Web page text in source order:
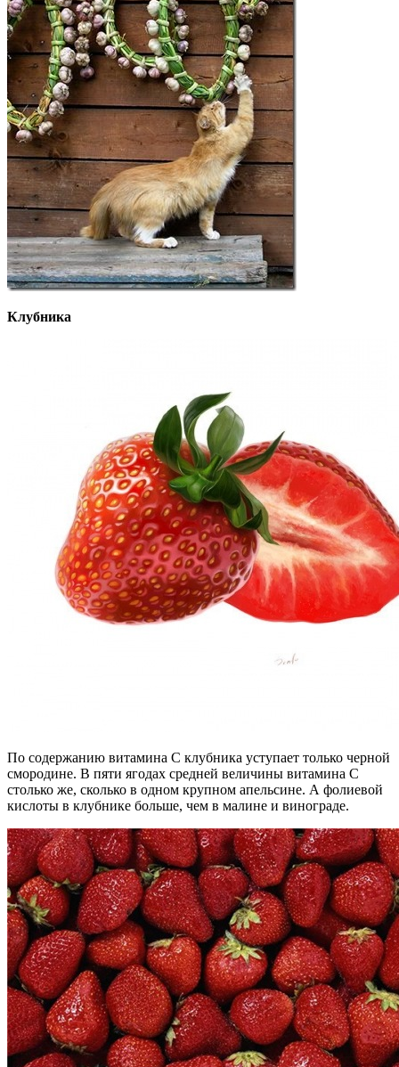
Клубника
По содержанию витамина С клубника уступает только черной
смородине. В пяти ягодах средней величины витамина С
столько же, сколько в одном крупном апельсине. А фолиевой
кислоты в клубнике больше, чем в малине и винограде.